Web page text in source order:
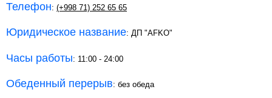
Телефон: (+998 71) 252 65 65
Юридическое название: ДП "AFKO"
Часы работы: 11:00 - 24:00
Обеденный перерыв: без обеда